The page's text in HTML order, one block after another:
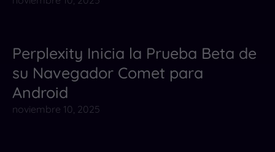
Herramientas de AI para Automatización
Herramientas de IA
Noticias
Perplexity Inicia la Prueba Beta de
su Navegador Comet para
Android
noviembre 10, 2025